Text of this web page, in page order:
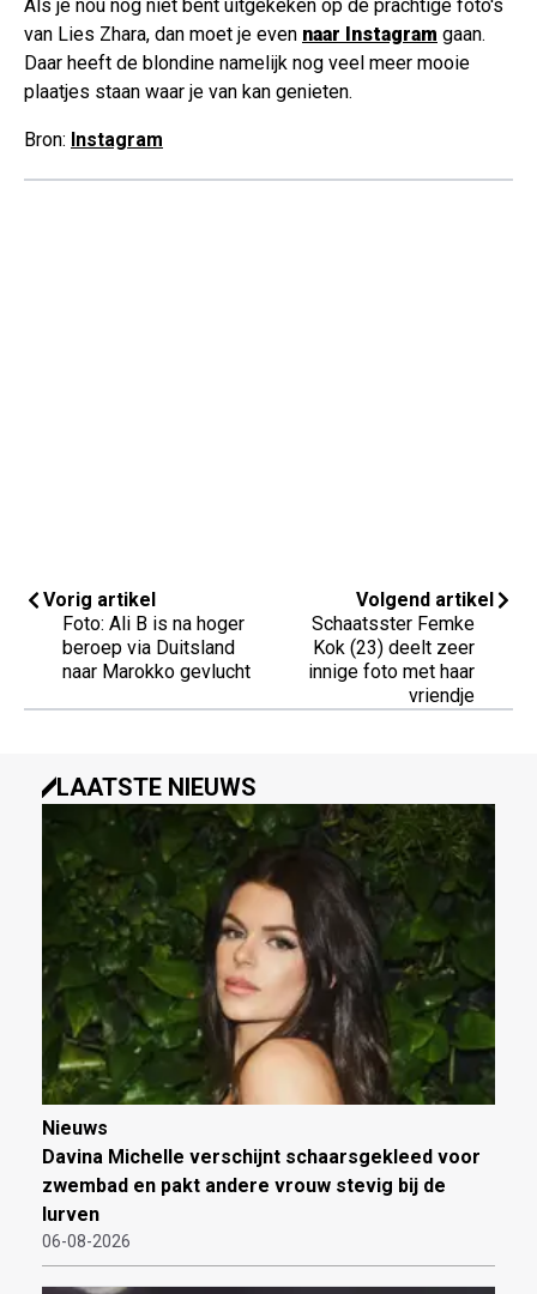
Als je nou nog niet bent uitgekeken op de prachtige foto's
van Lies Zhara, dan moet je even naar Instagram gaan.
Daar heeft de blondine namelijk nog veel meer mooie
plaatjes staan waar je van kan genieten.
Bron: Instagram
Vorig artikel
Foto: Ali B is na hoger
beroep via Duitsland
naar Marokko gevlucht
Volgend artikel
Schaatsster Femke
Kok (23) deelt zeer
innige foto met haar
vriendje
LAATSTE NIEUWS
Nieuws
Davina Michelle verschijnt schaarsgekleed voor
zwembad en pakt andere vrouw stevig bij de
lurven
06-08-2026